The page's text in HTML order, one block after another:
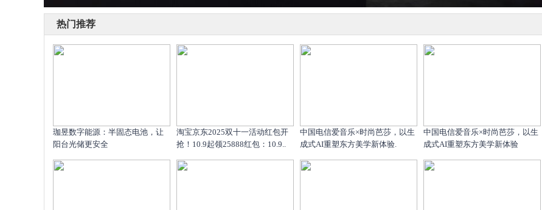
热门推荐
珈昱数字能源：半固态电池，让
阳台光储更安全
淘宝京东2025双十一活动红包开
抢！10.9起领25888红包：10.9..
中国电信爱音乐×时尚芭莎，以生
成式AI重塑东方美学新体验.
中国电信爱音乐×时尚芭莎，以生
成式AI重塑东方美学新体验